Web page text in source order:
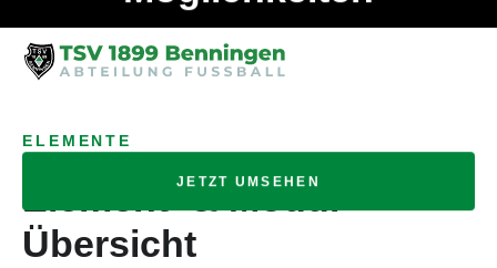
Ob Entwickler, Marketing Manager, SEO Spezialist oder fürs
eigene Projekt – auch ohne HTML Kenntnisse können alle
JETZT UMSEHEN
ELEMENTE
Element- & Modul-
Übersicht